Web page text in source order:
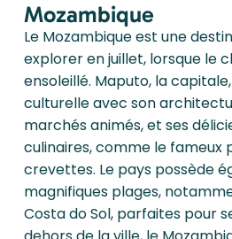
Mozambique
Le Mozambique est une
explorer en juillet, lorsque le
ensoleillé. Maputo, la
culturelle avec son
marchés animés, et ses
culinaires, comme le fameux
crevettes. Le pays possède
magnifiques plages,
Costa do Sol, parfaites pour